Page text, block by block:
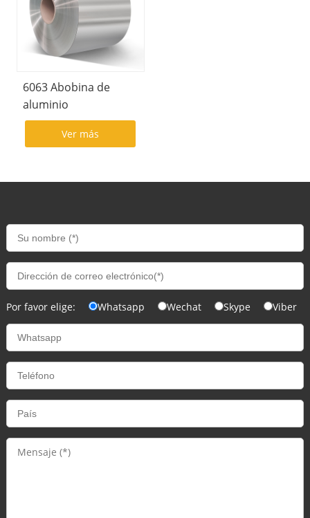
6063 Abobina de
aluminio
Ver más
Por favor elige: Whatsapp Wechat Skype Viber